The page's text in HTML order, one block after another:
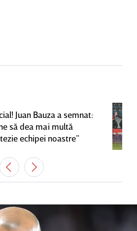
Juan Bauza a semnat:
să dea mai multă
echipei noastre”